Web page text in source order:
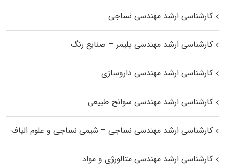
کارشناسی ارشد مهندسی نساجی
کارشناسی ارشد مهندسی پلیمر – صنایع رنگ
کارشناسی ارشد مهندسی داروسازی
کارشناسی ارشد مهندسی سوانح طبیعی
کارشناسی ارشد مهندسی نساجی – شیمی نساجی و علوم الیاف
کارشناسی ارشد مهندسی متالورژی و مواد